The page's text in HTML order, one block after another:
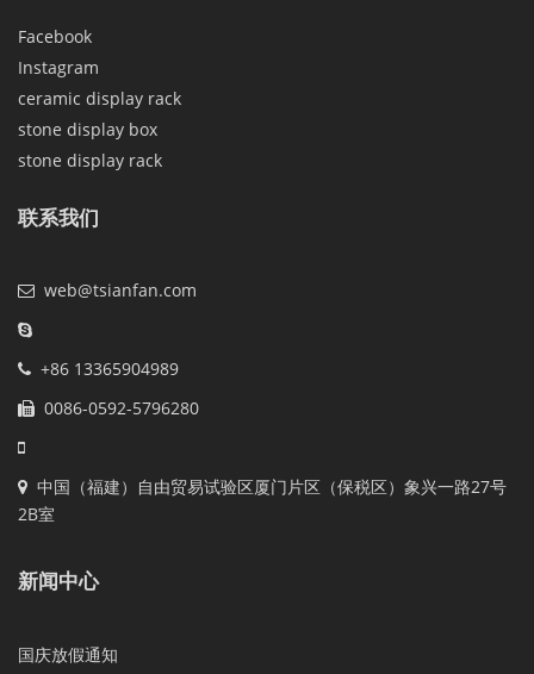
Facebook
Instagram
ceramic display rack
stone display box
stone display rack
联系我们
web@tsianfan.com
+86 13365904989
0086-0592-5796280
中国（福建）自由贸易试验区厦门片区（保税区）象兴一路27号
2B室
新闻中心
国庆放假通知